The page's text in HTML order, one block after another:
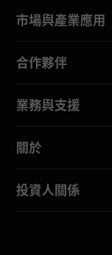
市場與產業應用
合作夥伴
業務與支援
關於
投資人關係